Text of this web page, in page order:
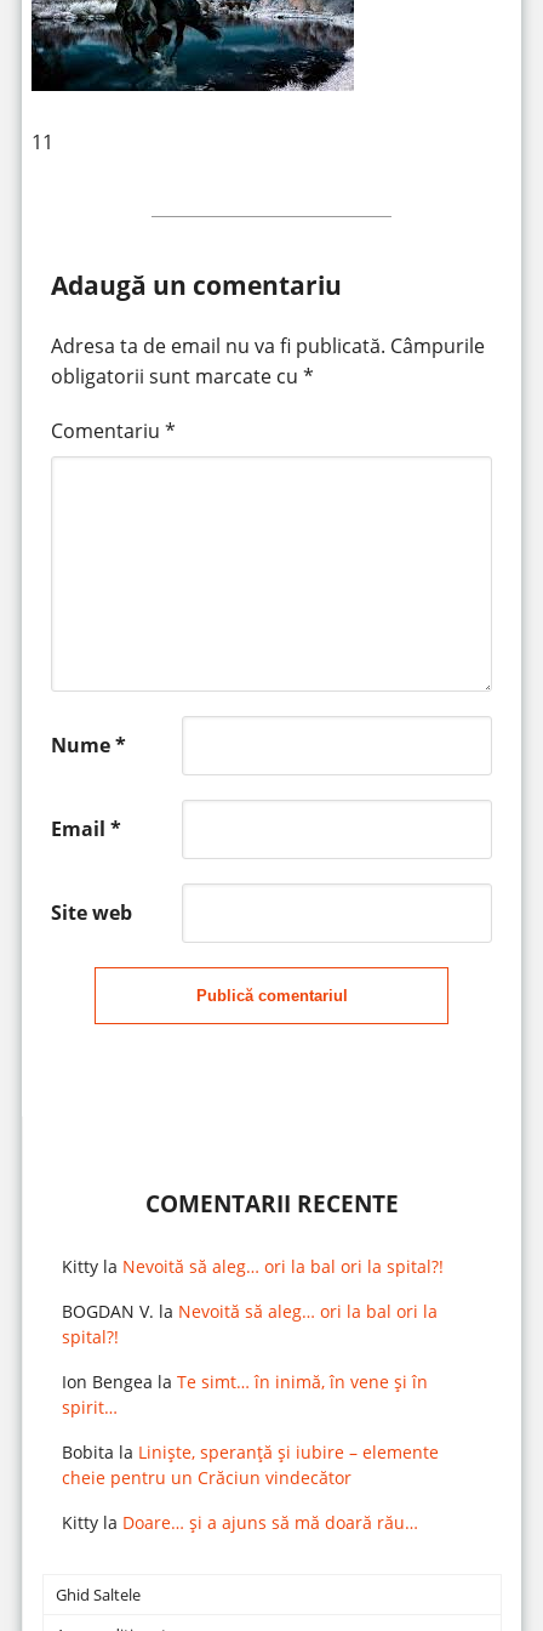
11
Adaugă un comentariu
Adresa ta de email nu va fi publicată. Câmpurile
obligatorii sunt marcate cu *
Comentariu *
Nume*
Email *
Site web
Publică comentariul
COMENTARII RECENTE
Kittyla Nevoită să aleg… ori la bal ori la spital?!
BOGDAN V. la Nevoită să aleg… ori la bal ori la
spital?!
Ion Bengea la Te simt… în inimă, în vene și în
spirit…
Bobita la Liniște, speranță și iubire – elemente
cheie pentru un Crăciun vindecător
Kittyla Doare… și a ajuns să mă doară rău…
Ghid Saltele